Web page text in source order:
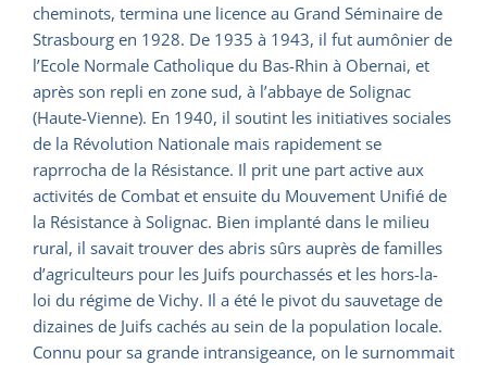
cheminots, termina une licence au Grand Séminaire de
Strasbourg en 1928. De 1935 à 1943, il fut aumônier de
l’Ecole Normale Catholique du Bas-Rhin à Obernai, et
après son repli en zone sud, à l’abbaye de Solignac
(Haute-Vienne). En 1940, il soutint les initiatives sociales
de la Révolution Nationale mais rapidement se
raprrocha de la Résistance. Il prit une part active aux
activités de Combat et ensuite du Mouvement Unifié de
la Résistance à Solignac. Bien implanté dans le milieu
rural, il savait trouver des abris sûrs auprès de familles
d’agriculteurs pour les Juifs pourchassés et les hors-la-
loi du régime de Vichy. Il a été le pivot du sauvetage de
dizaines de Juifs cachés au sein de la population locale.
Connu pour sa grande intransigeance, on le surnommait